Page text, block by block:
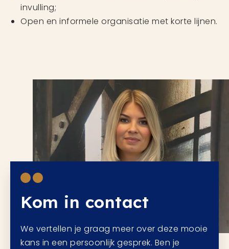
invulling;
Open en informele organisatie met korte lijnen.
Kom in contact
We vertellen je graag meer over deze mooie
kans in een persoonlijk gesprek. Ben je